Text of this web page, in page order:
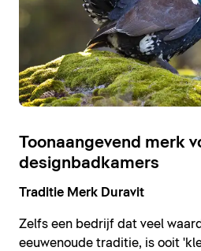
Toonaangevend merk
designbadkamers
Traditie Merk Duravit
Zelfs een bedrijf dat veel
eeuwenoude traditie, is ooit